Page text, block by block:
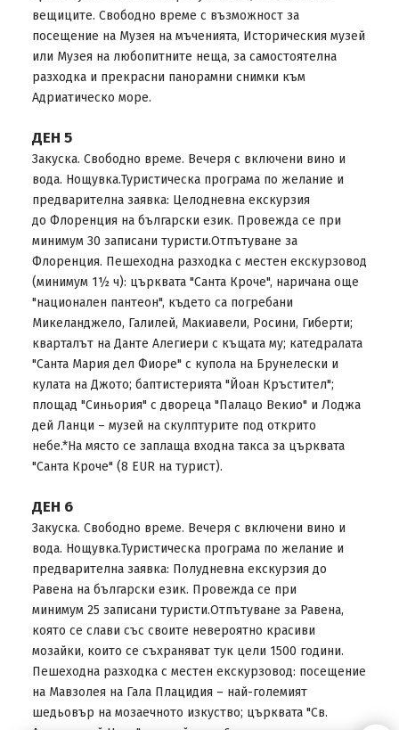
вещиците. Свободно време с възможност за
посещение на Музея на мъченията, Историческия музей
или Музея на любопитните неща, за самостоятелна
разходка и прекрасни панорамни снимки към
Адриатическо море.
ДЕН 5
Закуска. Свободно време. Вечеря с включени вино и
вода. Нощувка.Туристическа програма по желание и
предварителна заявка: Целодневна екскурзия
до Флоренция на български език. Провежда се при
минимум 30 записани туристи.Отпътуване за
Флоренция. Пешеходна разходка с местен екскурзовод
(минимум 1½ ч): църквата "Санта Кроче", наричана още
"национален пантеон", където са погребани
Микеланджело, Галилей, Макиавели, Росини, Гиберти;
кварталът на Данте Алегиери с къщата му; катедралата
"Санта Мария дел Фиоре" с купола на Брунелески и
кулата на Джото; баптистерията "Йоан Кръстител";
площад "Синьория" с двореца "Палацо Векио" и Лоджа
дей Ланци – музей на скулптурите под открито
небе.*На място се заплаща входна такса за църквата
"Санта Кроче" (8 EUR на турист).
ДЕН 6
Закуска. Свободно време. Вечеря с включени вино и
вода. Нощувка.Туристическа програма по желание и
предварителна заявка: Полудневна екскурзия до
Равена на български език. Провежда се при
минимум 25 записани туристи.Отпътуване за Равена,
която се слави със своите невероятно красиви
мозайки, които се съхраняват тук цели 1500 години.
Пешеходна разходка с местен екскурзовод: посещение
на Мавзолея на Гала Плацидия – най-големият
шедьовър на мозаечното изкуство; църквата "Св.